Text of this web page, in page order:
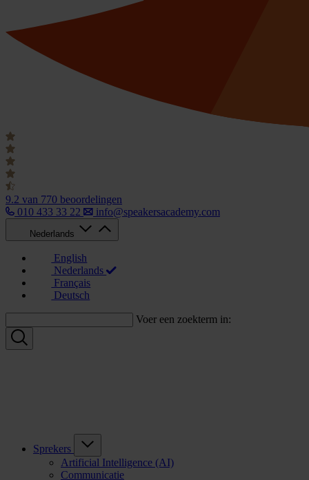
9.2 van 770 beoordelingen
010 433 33 22
info@speakersacademy.com
Nederlands
English
Nederlands
Français
Deutsch
Voer een zoekterm in:
Sprekers
Artificial Intelligence (AI)
Communicatie